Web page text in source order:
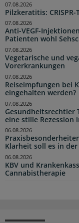
Pilzkeratitis:
07.08.2026
Anti-VEGF-
Patienten wohl
07.08.2026
Vegetarische und
Vorerkrankungen
07.08.2026
Reiseimpfungen bei
eingehalten werden?
07.08.2026
Gesundheitsrechtler
eine stille Rezession
07.08.2026
Klarheit soll es in
06.08.2026
KBV und
Cannabistherapie
06.08.2026